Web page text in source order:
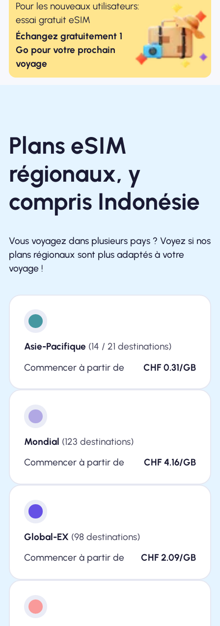
Pour les nouveaux utilisateurs:
essai gratuit eSIM
Échangez gratuitement 1
Go pour votre prochain
voyage
Plans eSIM
régionaux, y
compris Indonésie
Vous voyagez dans plusieurs pays ? Voyez si nos
plans régionaux sont plus adaptés à votre
voyage !
Asie-Pacifique (14 / 21 destinations)
Commencer à partir de
CHF 0.31/GB
Mondial (123 destinations)
Commencer à partir de
CHF 4.16/GB
Global-EX (98 destinations)
Commencer à partir de
CHF 2.09/GB